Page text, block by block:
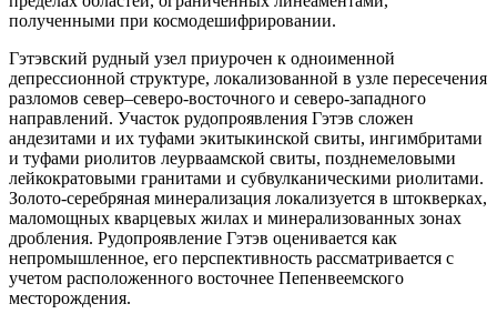
полученными при космодешифрировании.
Гэтэвский рудный узел приурочен к одноименной
депрессионной структуре, локализованной в узле пересечения
разломов север–северо-восточного и северо-западного
направлений. Участок рудопроявления Гэтэв сложен
андезитами и их туфами экитыкинской свиты, ингимбритами
и туфами риолитов леурваамской свиты, позднемеловыми
лейкократовыми гранитами и субвулканическими риолитами.
Золото-серебряная минерализация локализуется в штокверках,
маломощных кварцевых жилах и минерализованных зонах
дробления. Рудопроявление Гэтэв оценивается как
непромышленное, его перспективность рассматривается с
учетом расположенного восточнее Пепенвеемского
месторождения.